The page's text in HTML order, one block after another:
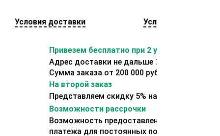
Условия доставки Условия оплаты
Привезем бесплатно при 2 условиях:
Адрес доставки не дальше 70 км от склада.
Сумма заказа от 200 000 рублей.
На второй заказ
Представляем скидку 5% на второй заказ
Возможности рассрочки
Возможность предоставления отсрочки
платежа для постоянных покупателей.